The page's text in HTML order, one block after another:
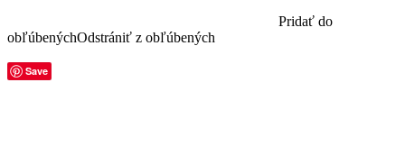
Pridať do
obľúbenýchOdstrániť z obľúbených
Save